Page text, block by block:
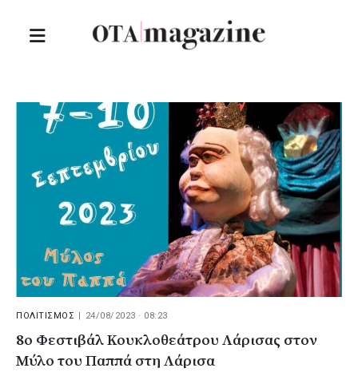
ΠΟΛΙΤΙΣΜΟΣ 24/08/2023 · 08:23
8ο Φεστιβάλ Κουκλοθεάτρου Λάρισας στον
Μύλο του Παππά στη Λάρισα